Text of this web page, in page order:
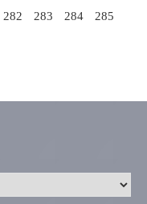
282 283 284
285